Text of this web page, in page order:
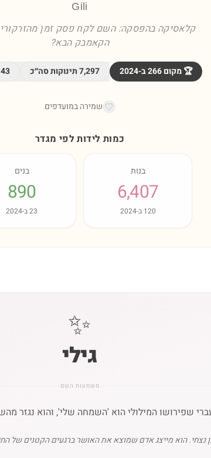
Gili
קלאסיקה בהפסקה: השם לקח פסק זמן
הקאמבק הבא?
🏆 מקום266ב-2024
7,297תינוקות סה״כ
שמירה במועדפים
כמות לידות לפי מגדר
בנות
6,407
120 ב-2024
בנים
890
23ב-2024
✨
גילי
משמעות השם
שפירושו המילולי הוא 'השמחה שלי', והוא נגזר
הוא מייצג אדם שמוצא את האושר ברגעים הקטנים של